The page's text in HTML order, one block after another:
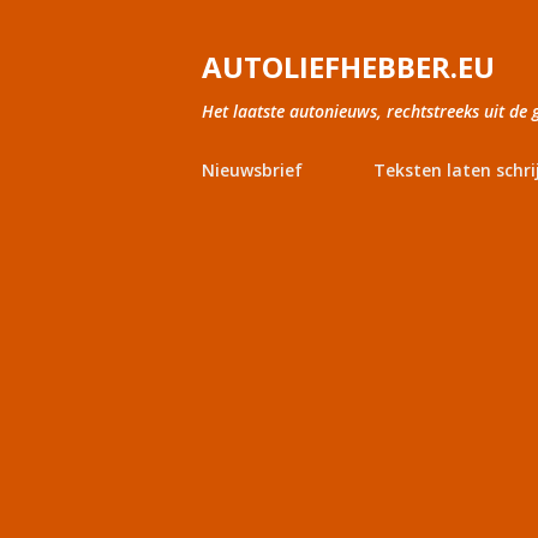
AUTOLIEFHEBBER.EU
Het laatste autonieuws, rechtstreeks uit de
Nieuwsbrief Teksten laten